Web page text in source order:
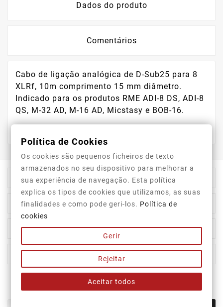
Dados do produto
Comentários
Cabo de ligação analógica de D-Sub25 para 8
XLRf, 10m comprimento 15 mm diâmetro.
Indicado para os produtos RME ADI-8 DS, ADI-8
QS, M-32 AD, M-16 AD, Micstasy e BOB-16.
Informação Da Loja
Top Categorias
A Nossa Empresa 
A Sua Conta 
Newsletter
Política de Cookies
Os cookies são pequenos ficheiros de texto
armazenados no seu dispositivo para melhorar a
sua experiência de navegação. Esta política
explica os tipos de cookies que utilizamos, as suas
finalidades e como pode geri-los. Política de
cookies
Gerir
Rejeitar
Aceitar todos